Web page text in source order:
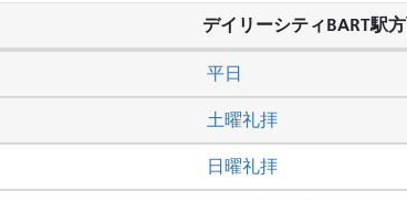
旅
を
た
か
デイリーシティBART駅
土曜礼拝
日曜礼拝
平日